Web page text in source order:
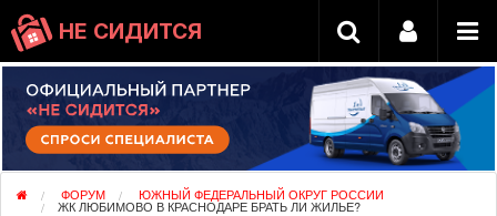
НЕ СИДИТСЯ
ФОРУМ ЮЖНЫЙ ФЕДЕРАЛЬНЫЙ ОКРУГ РОССИИ
ЖК ЛЮБИМОВО В КРАСНОДАРЕ БРАТЬ ЛИ ЖИЛЬЕ?